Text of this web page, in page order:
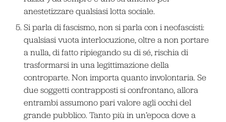
anestetizzare qualsiasi lotta sociale.
Si parla di fascismo, non si parla con i neofascisti:
qualsiasi vuota interlocuzione, oltre a non portare
a nulla, di fatto ripiegando su di sé, rischia di
trasformarsi in una legittimazione della
controparte. Non importa quanto involontaria. Se
due soggetti contrapposti si confrontano, allora
entrambi assumono pari valore agli occhi del
grande pubblico. Tanto più in un’epoca dove a